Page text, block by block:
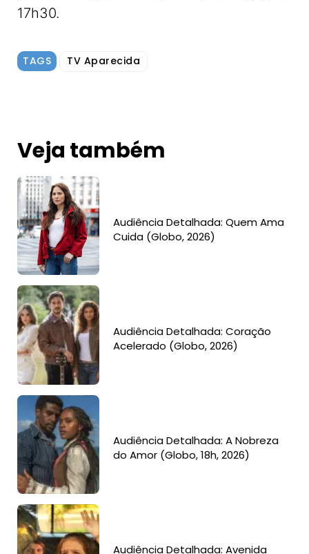
17h30.
TAGS TV Aparecida
Veja também
Audiência Detalhada: Quem Ama
Cuida (Globo, 2026)
Audiência Detalhada: Coração
Acelerado (Globo, 2026)
Audiência Detalhada: A Nobreza
do Amor (Globo, 18h, 2026)
Audiência Detalhada: Avenida